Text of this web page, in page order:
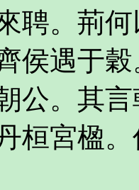
聘。荊
侯遇于
公。其
桓宮楹